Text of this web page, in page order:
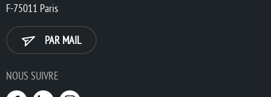
F-75011 Paris
PAR MAIL
NOUS SUIVRE